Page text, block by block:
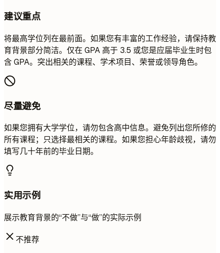
建议重点
将最高学位列在最前面。如果您有丰富的工作经验，请保持教
育背景部分简洁。仅在 GPA 高于 3.5 或您是应届毕业生时包
含 GPA。突出相关的课程、学术项目、荣誉或领导角色。
尽量避免
如果您拥有大学学位，请勿包含高中信息。避免列出您所修的
所有课程；只选择最相关的课程。如果您担心年龄歧视，请勿
填写几十年前的毕业日期。
实用示例
展示教育背景的“不做”与“做”的实际示例
不推荐